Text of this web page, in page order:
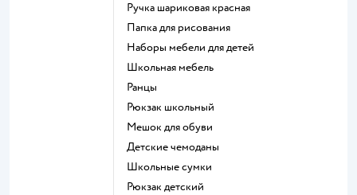
Ручка шариковая красная
Папка для рисования
Наборы мебели для детей
Школьная мебель
Ранцы
Рюкзак школьный
Мешок для обуви
Детские чемоданы
Школьные сумки
Рюкзак детский